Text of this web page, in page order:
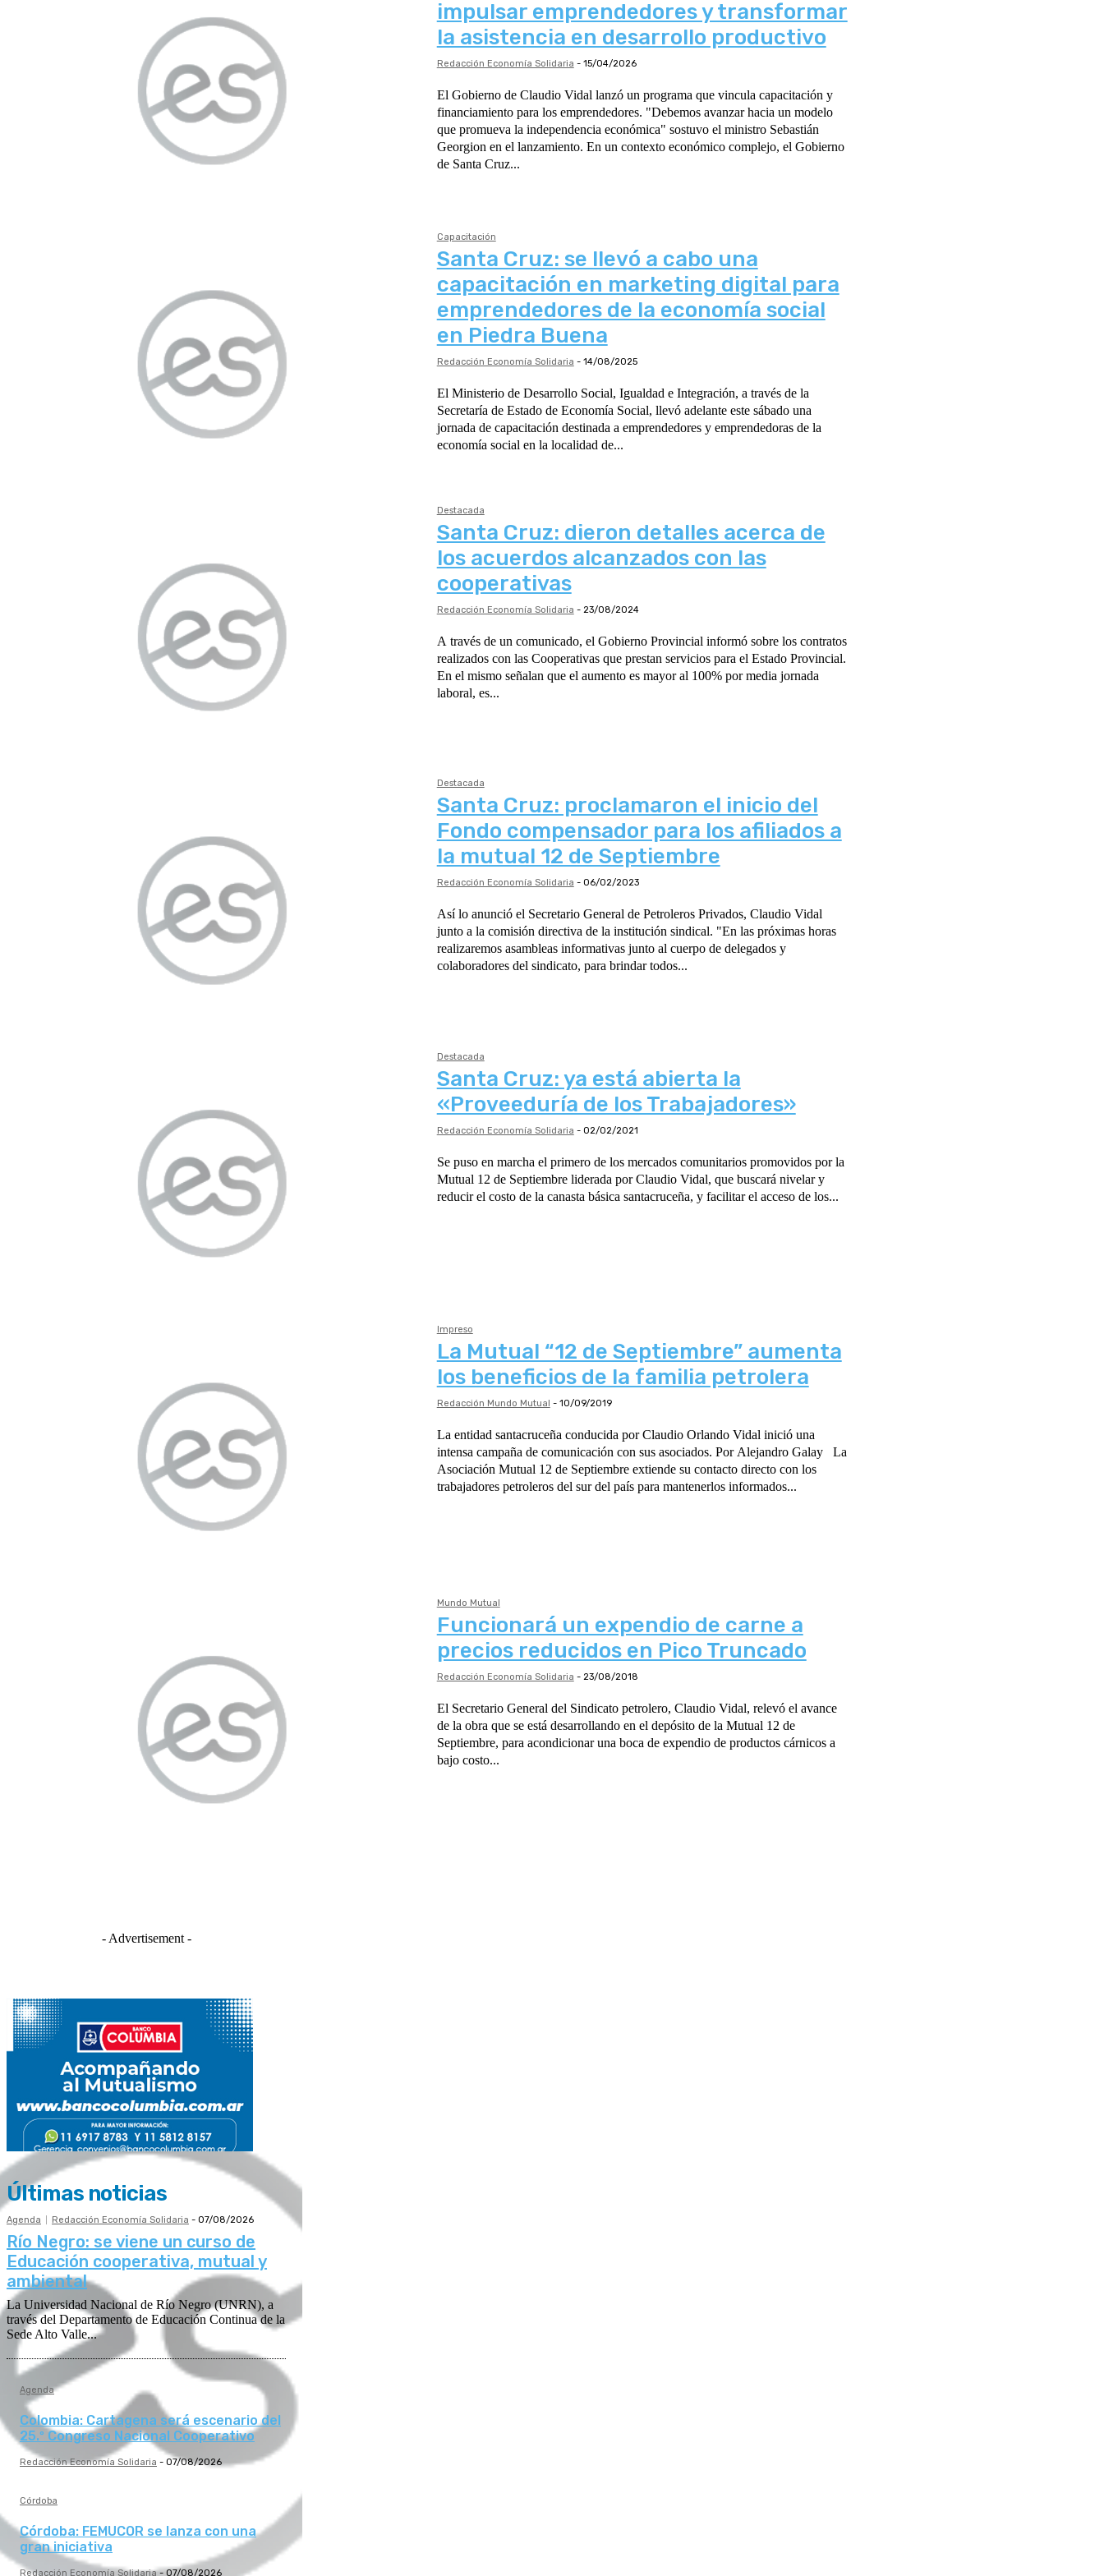
impulsar emprendedores y transformar
la asistencia en desarrollo productivo
Redacción Economía Solidaria - 15/04/2026
El Gobierno de Claudio Vidal lanzó un programa que vincula capacitación y
financiamiento para los emprendedores. "Debemos avanzar hacia un modelo
que promueva la independencia económica" sostuvo el ministro Sebastián
Georgion en el lanzamiento. En un contexto económico complejo, el Gobierno
de Santa Cruz...
Capacitación
Santa Cruz: se llevó a cabo una
capacitación en marketing digital para
emprendedores de la economía social
en Piedra Buena
Redacción Economía Solidaria - 14/08/2025
El Ministerio de Desarrollo Social, Igualdad e Integración, a través de la
Secretaría de Estado de Economía Social, llevó adelante este sábado una
jornada de capacitación destinada a emprendedores y emprendedoras de la
economía social en la localidad de...
Destacada
Santa Cruz: dieron detalles acerca de
los acuerdos alcanzados con las
cooperativas
Redacción Economía Solidaria - 23/08/2024
A través de un comunicado, el Gobierno Provincial informó sobre los contratos
realizados con las Cooperativas que prestan servicios para el Estado Provincial.
En el mismo señalan que el aumento es mayor al 100% por media jornada
laboral, es...
Destacada
Santa Cruz: proclamaron el inicio del
Fondo compensador para los afiliados a
la mutual 12 de Septiembre
Redacción Economía Solidaria - 06/02/2023
Así lo anunció el Secretario General de Petroleros Privados, Claudio Vidal
junto a la comisión directiva de la institución sindical. "En las próximas horas
realizaremos asambleas informativas junto al cuerpo de delegados y
colaboradores del sindicato, para brindar todos...
Destacada
Santa Cruz: ya está abierta la
«Proveeduría de los Trabajadores»
Redacción Economía Solidaria - 02/02/2021
Se puso en marcha el primero de los mercados comunitarios promovidos por la
Mutual 12 de Septiembre liderada por Claudio Vidal, que buscará nivelar y
reducir el costo de la canasta básica santacruceña, y facilitar el acceso de los...
Impreso
La Mutual “12 de Septiembre” aumenta
los beneficios de la familia petrolera
Redacción Mundo Mutual - 10/09/2019
La entidad santacruceña conducida por Claudio Orlando Vidal inició una
intensa campaña de comunicación con sus asociados. Por Alejandro Galay La
Asociación Mutual 12 de Septiembre extiende su contacto directo con los
trabajadores petroleros del sur del país para mantenerlos informados...
Mundo Mutual
Funcionará un expendio de carne a
precios reducidos en Pico Truncado
Redacción Economía Solidaria - 23/08/2018
El Secretario General del Sindicato petrolero, Claudio Vidal, relevó el avance
de la obra que se está desarrollando en el depósito de la Mutual 12 de
Septiembre, para acondicionar una boca de expendio de productos cárnicos a
bajo costo...
- Advertisement -
Últimas noticias
Agenda Redacción Economía Solidaria - 07/08/2026
Río Negro: se viene un curso de
Educación cooperativa, mutual y
ambiental
La Universidad Nacional de Río Negro (UNRN), a
través del Departamento de Educación Continua de la
Sede Alto Valle...
Agenda
Colombia: Cartagena será escenario del
25.º Congreso Nacional Cooperativo
Redacción Economía Solidaria - 07/08/2026
Córdoba
Córdoba: FEMUCOR se lanza con una
gran iniciativa
Redacción Economía Solidaria - 07/08/2026